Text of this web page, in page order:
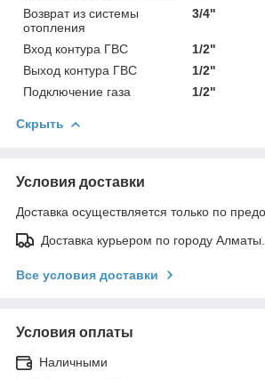
Возврат из системы
отопления
3/4"
Вход контура ГВС
1/2"
Выход контура ГВС
1/2"
Подключение газа
1/2"
Скрыть
Условия доставки
Доставка осуществляется только по
Доставка курьером по городу Алматы.
Все условия доставки
Условия оплаты
Наличными